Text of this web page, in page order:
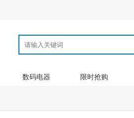
数码电器 限时抢购